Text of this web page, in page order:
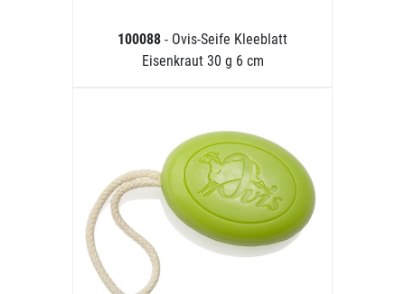
100088 - Ovis-Seife Kleeblatt
Eisenkraut 30 g 6 cm